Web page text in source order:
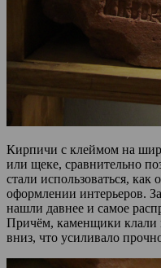
Кирпичи с клеймом на
или щеке, сравнительно
стали использоваться,
оформлении интерьеров.
нашли давнее и самое
Причём, каменщики клали
вниз, что усиливало